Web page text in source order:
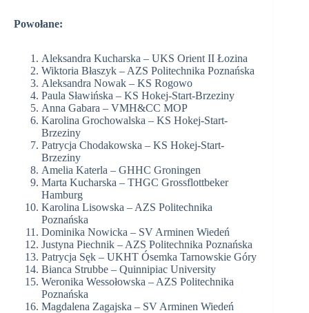
Powołane:
Aleksandra Kucharska – UKS Orient II Łozina
Wiktoria Błaszyk – AZS Politechnika Poznańska
Aleksandra Nowak – KS Rogowo
Paula Sławińska – KS Hokej-Start-Brzeziny
Anna Gabara – VMH&CC MOP
Karolina Grochowalska – KS Hokej-Start-
Brzeziny
Patrycja Chodakowska – KS Hokej-Start-
Brzeziny
Amelia Katerla – GHHC Groningen
Marta Kucharska – THGC Grossflottbeker
Hamburg
Karolina Lisowska – AZS Politechnika
Poznańska
Dominika Nowicka – SV Arminen Wiedeń
Justyna Piechnik – AZS Politechnika Poznańska
Patrycja Sęk – UKHT Ósemka Tarnowskie Góry
Bianca Strubbe – Quinnipiac University
Weronika Wessołowska – AZS Politechnika
Poznańska
Magdalena Zagajska – SV Arminen Wiedeń